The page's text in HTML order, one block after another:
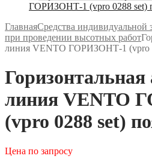
ГлавнаяСредства индивидуальной
при проведении высотных работ
линия VENTO ГОРИЗОНТ-1 (vpro
Горизонтальная
линия VENTO
(vpro 0288 set)
Цена по запросу